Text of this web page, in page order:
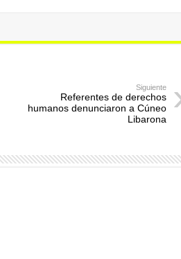
Siguiente
Referentes de derechos
humanos denunciaron a Cúneo
Libarona